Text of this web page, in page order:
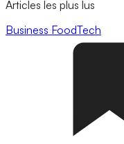
Articles les plus lus
Business FoodTech